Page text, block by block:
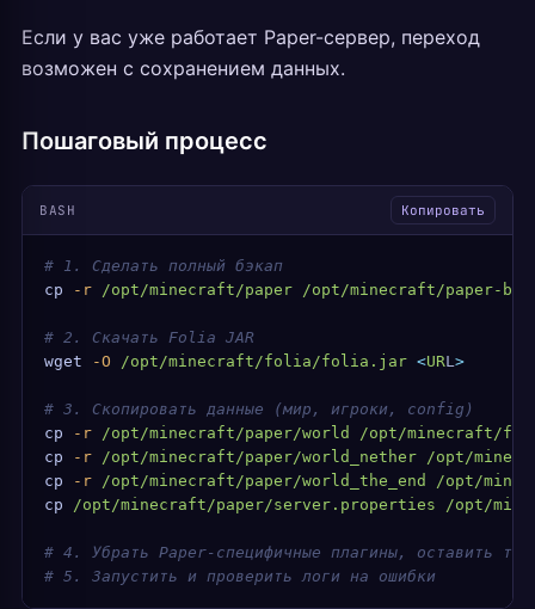
Если у вас уже работает Paper-сервер, переход
возможен с сохранением данных.
Пошаговый процесс
BASH Копировать
# 1. Сделать полный бэкап
cp -r /opt/minecraft/paper /opt/minecraft/paper-
# 2. Скачать Folia JAR
wget -O /opt/minecraft/folia/folia.jar <URL>
# 3. Скопировать данные (мир, игроки, config)
cp -r /opt/minecraft/paper/world
/opt/minecraft/
cp -r /opt/minecraft/paper/world_nether /opt/
cp -r /opt/minecraft/paper/world_the_end
/opt/
cp /opt/minecraft/paper/server.properties /opt/
# 4. Убрать Paper-специфичные плагины, оставить
# 5. Запустить и проверить логи на ошибки